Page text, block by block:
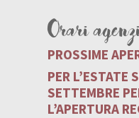
Orari
PROSSIME
PER L’ESTATE
SETTEMBRE
L’APERTURA